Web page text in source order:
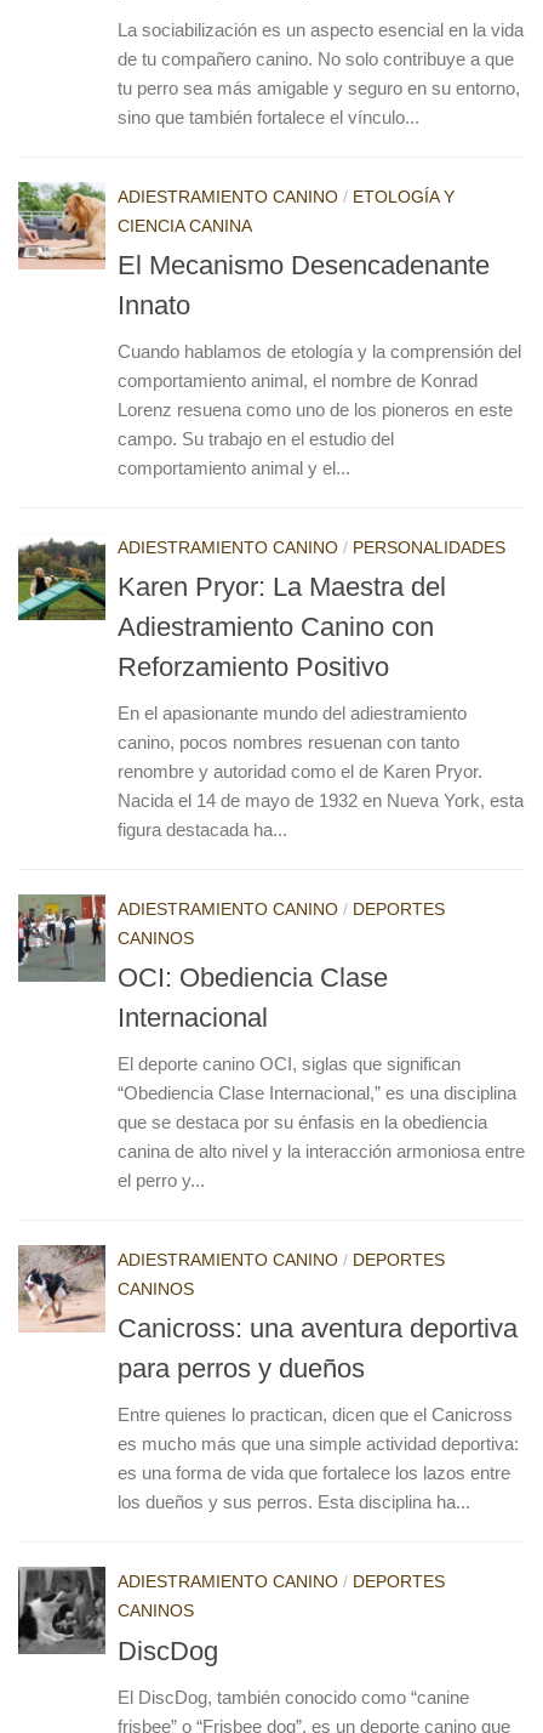
La sociabilización es un aspecto esencial en la vida
de tu compañero canino. No solo contribuye a que
tu perro sea más amigable y seguro en su entorno,
sino que también fortalece el vínculo...
ADIESTRAMIENTO CANINO / ETOLOGÍA Y
CIENCIA CANINA
El Mecanismo Desencadenante
Innato
Cuando hablamos de etología y la comprensión del
comportamiento animal, el nombre de Konrad
Lorenz resuena como uno de los pioneros en este
campo. Su trabajo en el estudio del
comportamiento animal y el...
ADIESTRAMIENTO CANINO / PERSONALIDADES
Karen Pryor: La Maestra del
Adiestramiento Canino con
Reforzamiento Positivo
En el apasionante mundo del adiestramiento
canino, pocos nombres resuenan con tanto
renombre y autoridad como el de Karen Pryor.
Nacida el 14 de mayo de 1932 en Nueva York, esta
figura destacada ha...
ADIESTRAMIENTO CANINO / DEPORTES
CANINOS
OCI: Obediencia Clase
Internacional
El deporte canino OCI, siglas que significan
“Obediencia Clase Internacional,” es una disciplina
que se destaca por su énfasis en la obediencia
canina de alto nivel y la interacción armoniosa entre
el perro y...
ADIESTRAMIENTO CANINO / DEPORTES
CANINOS
Canicross: una aventura deportiva
para perros y dueños
Entre quienes lo practican, dicen que el Canicross
es mucho más que una simple actividad deportiva:
es una forma de vida que fortalece los lazos entre
los dueños y sus perros. Esta disciplina ha...
ADIESTRAMIENTO CANINO / DEPORTES
CANINOS
DiscDog
El DiscDog, también conocido como “canine
frisbee” o “Frisbee dog”, es un deporte canino que